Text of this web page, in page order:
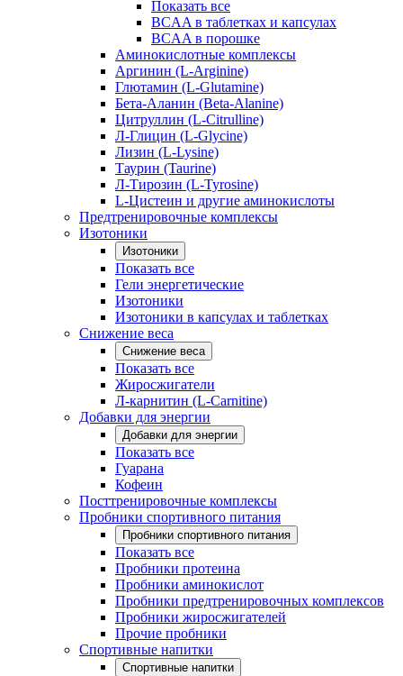
Показать все
BCAA в таблетках и капсулах
BCAA в порошке
Аминокислотные комплексы
Аргинин (L-Arginine)
Глютамин (L-Glutamine)
Бета-Аланин (Beta-Alanine)
Цитруллин (L-Citrulline)
Л-Глицин (L-Glycine)
Лизин (L-Lysine)
Таурин (Taurine)
Л-Тирозин (L-Tyrosine)
L-Цистеин и другие аминокислоты
Предтренировочные комплексы
Изотоники
Изотоники
Показать все
Гели энергетические
Изотоники
Изотоники в капсулах и таблетках
Снижение веса
Снижение веса
Показать все
Жиросжигатели
Л-карнитин (L-Carnitine)
Добавки для энергии
Добавки для энергии
Показать все
Гуарана
Кофеин
Посттренировочные комплексы
Пробники спортивного питания
Пробники спортивного питания
Показать все
Пробники протеина
Пробники аминокислот
Пробники предтренировочных комплексов
Пробники жиросжигателей
Прочие пробники
Спортивные напитки
Спортивные напитки